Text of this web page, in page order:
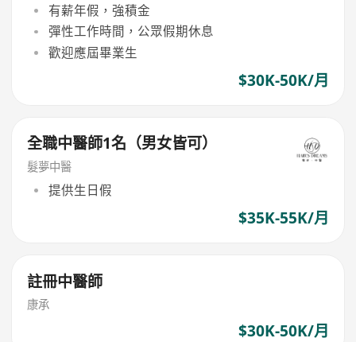
有薪年假，強積金
彈性工作時間，公眾假期休息
歡迎應屆畢業生
$30K-50K/月
全職中醫師1名（男女皆可）
髮夢中醫
提供生日假
$35K-55K/月
註冊中醫師
康承
$30K-50K/月